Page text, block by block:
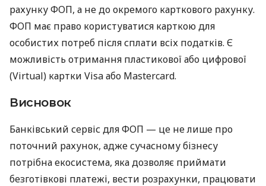
рахунку ФОП, а не до окремого карткового рахунку.
ФОП має право користуватися карткою для
особистих потреб після сплати всіх податків. Є
можливість отримання пластикової або цифрової
(Virtual) картки Visa або Mastercard.
Висновок
Банківський сервіс для ФОП — це не лише про
поточний рахунок, адже сучасному бізнесу
потрібна екосистема, яка дозволяє приймати
безготівкові платежі, вести розрахунки, працювати